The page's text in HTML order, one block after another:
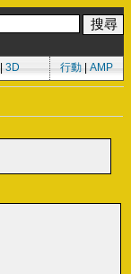
3D 行動 AMP